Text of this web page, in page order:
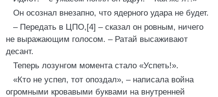
Он осознал внезапно, что ядерного удара не будет.
– Передать в ЦПО,[4] – сказал он ровным, ничего
не выражающим голосом. – Ратай высаживают
десант.
Теперь лозунгом момента стало «Успеть!».
«Кто не успел, тот опоздал», – написала война
огромными кровавыми буквами на внутренней